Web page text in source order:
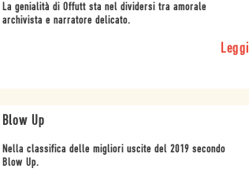
La genialità di Offutt sta nel dividersi tra amorale
archivista e narratore delicato.
Leggi
Blow Up
Nella classifica delle migliori uscite del 2019 secondo
Blow Up.